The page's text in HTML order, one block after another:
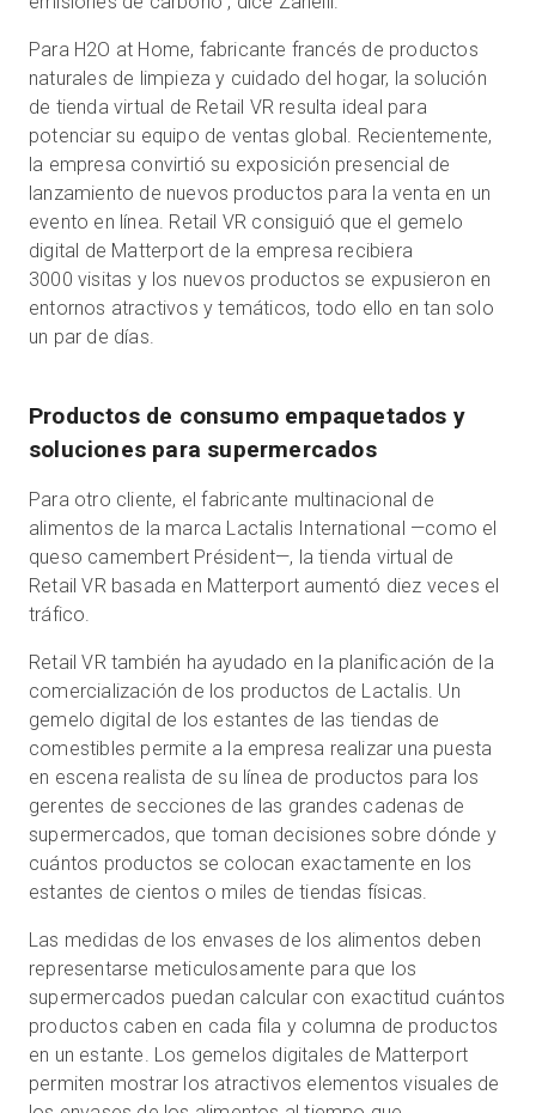
Para H2O at Home, fabricante francés de productos
naturales de limpieza y cuidado del hogar, la solución
de tienda virtual de Retail VR resulta ideal para
potenciar su equipo de ventas global. Recientemente,
la empresa convirtió su exposición presencial de
lanzamiento de nuevos productos para la venta en un
evento en línea. Retail VR consiguió que el gemelo
digital de Matterport de la empresa recibiera
3000 visitas y los nuevos productos se expusieron en
entornos atractivos y temáticos, todo ello en tan solo
un par de días.
Productos de consumo empaquetados y
soluciones para supermercados
Para otro cliente, el fabricante multinacional de
alimentos de la marca Lactalis International —como el
queso camembert Président—, la tienda virtual de
Retail VR basada en Matterport aumentó diez veces el
tráfico.
Retail VR también ha ayudado en la planificación de la
comercialización de los productos de Lactalis. Un
gemelo digital de los estantes de las tiendas de
comestibles permite a la empresa realizar una puesta
en escena realista de su línea de productos para los
gerentes de secciones de las grandes cadenas de
supermercados, que toman decisiones sobre dónde y
cuántos productos se colocan exactamente en los
estantes de cientos o miles de tiendas físicas.
Las medidas de los envases de los alimentos deben
representarse meticulosamente para que los
supermercados puedan calcular con exactitud cuántos
productos caben en cada fila y columna de productos
en un estante. Los gemelos digitales de Matterport
permiten mostrar los atractivos elementos visuales de